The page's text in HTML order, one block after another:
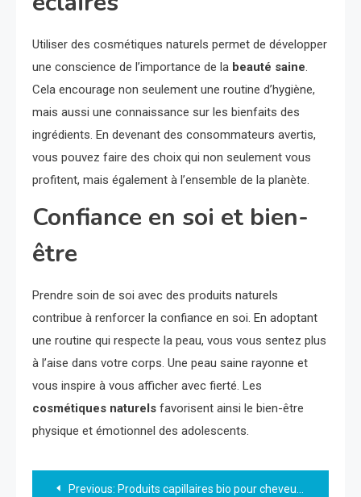
Utiliser des cosmétiques naturels permet de développer
une conscience de l’importance de la beauté saine.
Cela encourage non seulement une routine d’hygiène,
mais aussi une connaissance sur les bienfaits des
ingrédients. En devenant des consommateurs avertis,
vous pouvez faire des choix qui non seulement vous
profitent, mais également à l’ensemble de la planète.
Confiance en soi et bien-
être
Prendre soin de soi avec des produits naturels
contribue à renforcer la confiance en soi. En adoptant
une routine qui respecte la peau, vous vous sentez plus
à l’aise dans votre corps. Une peau saine rayonne et
vous inspire à vous afficher avec fierté. Les
cosmétiques naturels favorisent ainsi le bien-être
physique et émotionnel des adolescents.
Navigation
Previous: Produits capillaires bio pour cheveux bouclés : guide d’achat et conseils